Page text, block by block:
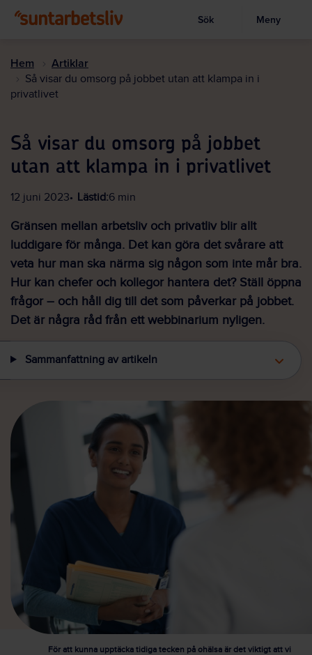
huvudinnehållet
Visa sökruta
Sök Meny
Hem Artiklar
Så visar du omsorg på jobbet utan att klampa in i
privatlivet
Så visar du omsorg på jobbet
utan att klampa in i privatlivet
12 juni 2023 Lästid:6 min
Gränsen mellan arbetsliv och privatliv blir allt
luddigare för många. Det kan göra det svårare att
veta hur man ska närma sig någon som inte mår bra.
Hur kan chefer och kollegor hantera det? Ställ öppna
frågor – och håll dig till det som påverkar på jobbet.
Det är några råd från ett webbinarium nyligen.
Sammanfattning av artikeln
För att kunna upptäcka tidiga tecken på ohälsa är det viktigt att vi